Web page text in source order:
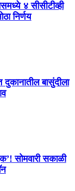
४ सीसीटीव्ही
निर्णय
बासुंदीला
सोमवारी सकाळी